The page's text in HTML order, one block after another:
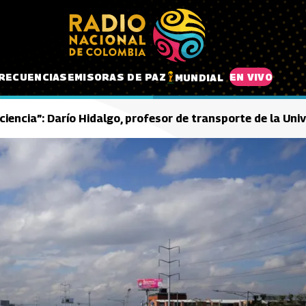
EMISORAS DE PAZ MUNDIAL EN VIVO
Darío Hidalgo, profesor de transporte de la